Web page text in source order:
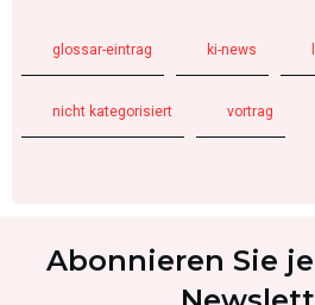
glossar-eintrag ki-news
nicht kategorisiert vortrag
Abonnieren Sie